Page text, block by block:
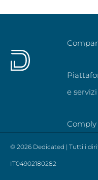
e servizi
Comply
© 2026 Dedicated | Tutti i
IT04902180282